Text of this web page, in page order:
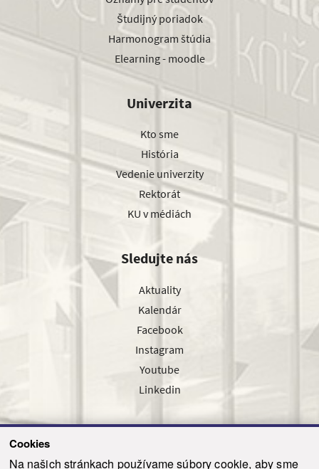
Cookies
Na našich stránkach používame súbory cookie, aby sme
Študijný poriadok
Harmonogram štúdia
Elearning - moodle
Univerzita
Kto sme
História
Vedenie univerzity
Rektorát
KU v médiách
Sledujte nás
Aktuality
Kalendár
Facebook
Instagram
Youtube
Linkedin